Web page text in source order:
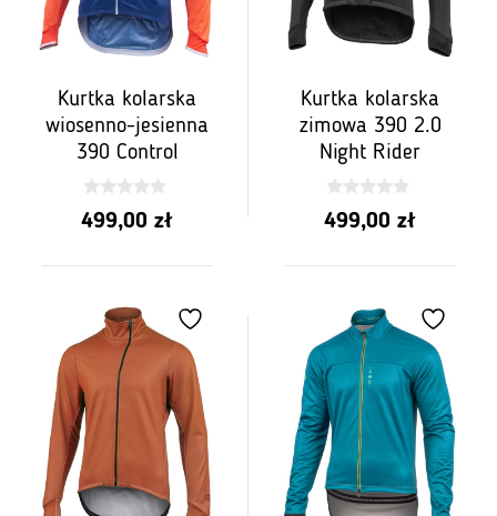
Kurtka kolarska
wiosenno-jesienna
390 Control
0
z
499,00 zł
Kurtka kolarska
zimowa 390 2.0
Night Rider
0
z
499,00 zł